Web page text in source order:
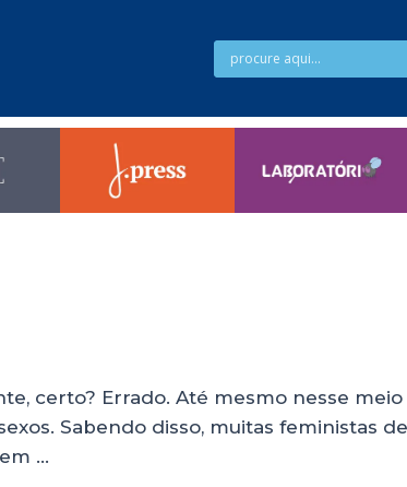
certo? Errado. Até mesmo nesse
Sabendo disso, muitas feministas
…